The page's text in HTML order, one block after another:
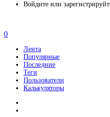
Войдите или
0
Лента
Популярные
Последние
Теги
Пользователи
Калькуляторы